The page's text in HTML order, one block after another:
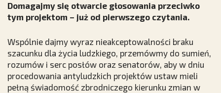
Domagajmy się otwarcie głosowania przeciwko
tym projektom – już od pierwszego czytania.
Wspólnie dajmy wyraz nieakceptowalności braku
szacunku dla życia ludzkiego, przemówmy do sumień,
rozumów i serc posłów oraz senatorów, aby w dniu
procedowania antyludzkich projektów ustaw mieli
pełną świadomość zbrodniczego kierunku zmian w